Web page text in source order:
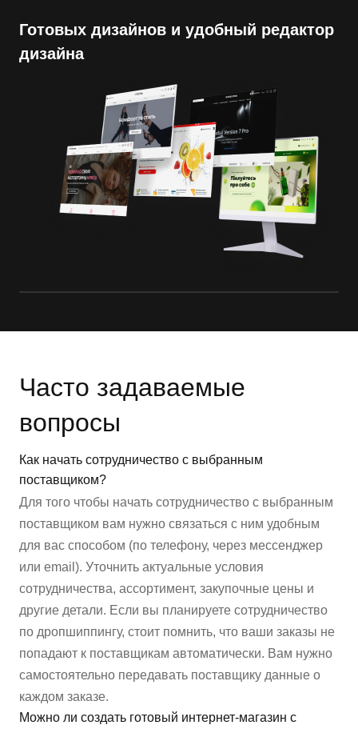
Готовых дизайнов и удобный редактор
дизайна
Часто задаваемые
вопросы
Как начать сотрудничество с выбранным
поставщиком?
Для того чтобы начать сотрудничество с выбранным
поставщиком вам нужно связаться с ним удобным
для вас способом (по телефону, через мессенджер
или email). Уточнить актуальные условия
сотрудничества, ассортимент, закупочные цены и
другие детали. Если вы планируете сотрудничество
по дропшиппингу, стоит помнить, что ваши заказы не
попадают к поставщикам автоматически. Вам нужно
самостоятельно передавать поставщику данные о
каждом заказе.
Можно ли создать готовый интернет-магазин с